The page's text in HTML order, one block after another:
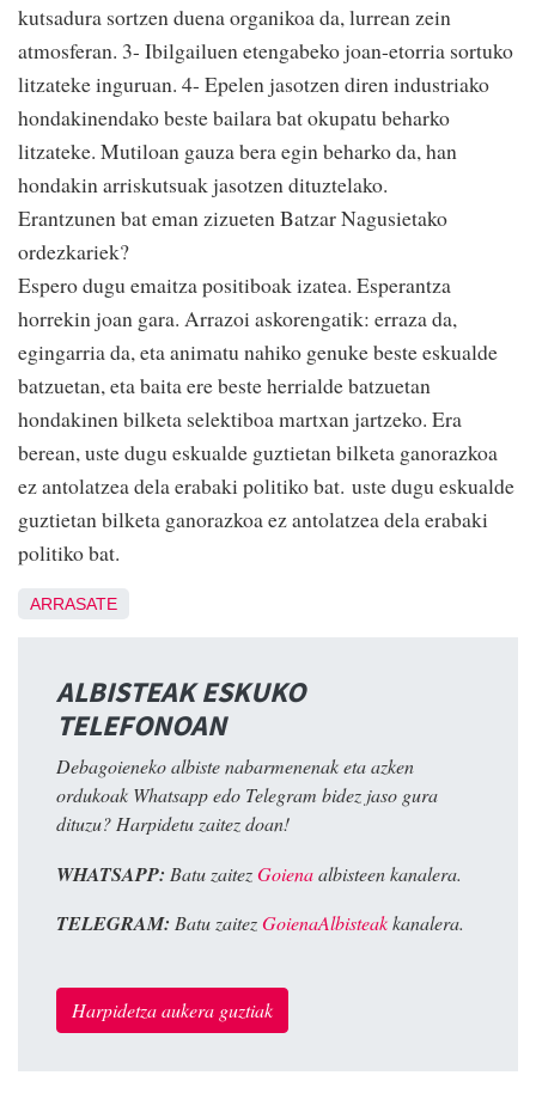
kutsadura sortzen duena organikoa da, lurrean zein
atmosferan. 3- Ibilgailuen etengabeko joan-etorria sortuko
litzateke inguruan. 4- Epelen jasotzen diren industriako
hondakinendako beste bailara bat okupatu beharko
litzateke. Mutiloan gauza bera egin beharko da, han
hondakin arriskutsuak jasotzen dituztelako.
Erantzunen bat eman zizueten Batzar Nagusietako
ordezkariek?
Espero dugu emaitza positiboak izatea. Esperantza
horrekin joan gara. Arrazoi askorengatik: erraza da,
egingarria da, eta animatu nahiko genuke beste eskualde
batzuetan, eta baita ere beste herrialde batzuetan
hondakinen bilketa selektiboa martxan jartzeko. Era
berean, uste dugu eskualde guztietan bilketa ganorazkoa
ez antolatzea dela erabaki politiko bat. uste dugu eskualde
guztietan bilketa ganorazkoa ez antolatzea dela erabaki
politiko bat.
ARRASATE
ALBISTEAK ESKUKO
TELEFONOAN
Debagoieneko albiste nabarmenenak eta azken
ordukoak Whatsapp edo Telegram bidez jaso gura
dituzu? Harpidetu zaitez doan!
WHATSAPP: Batu zaitezGoienaalbisteen kanalera.
TELEGRAM: Batu zaitezGoienaAlbisteakkanalera.
Harpidetza aukera guztiak